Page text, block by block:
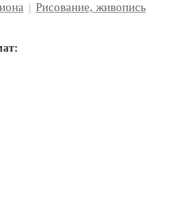
| Рисование, живопись